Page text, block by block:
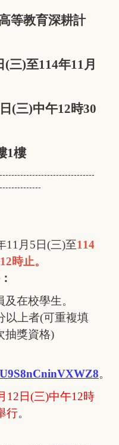
等教育深耕計
(三)至114年11月
(三)中午12時30
1樓
11月5日(三)至114
時止。
在校學生。
以上者(可重複填
抽獎資格)
。
12日(三)中午12時
行。